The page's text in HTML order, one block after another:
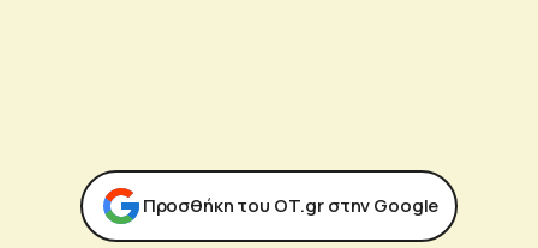
Προσθήκη του ΟΤ.gr στην Google